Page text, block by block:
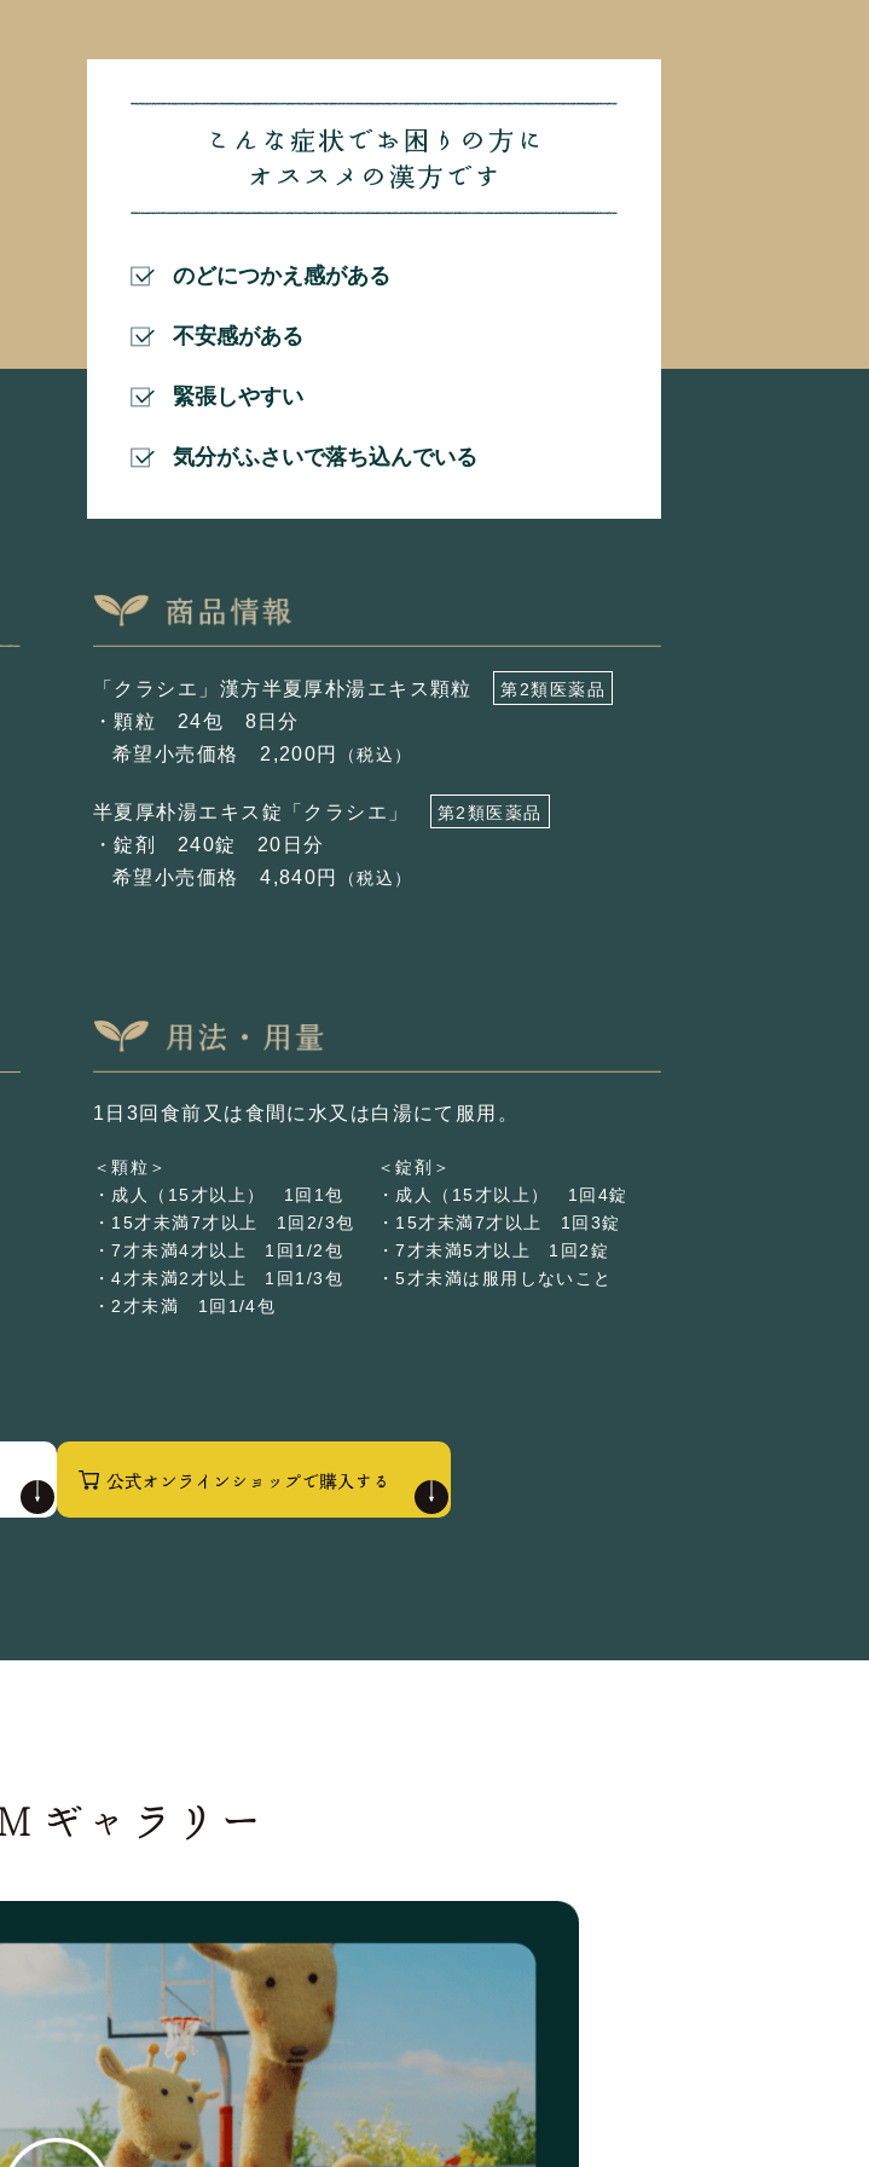
のどにつかえ感がある
不安感がある
緊張しやすい
気分がふさいで落ち込んでいる
「クラシエ」漢方半夏厚朴湯エキス顆粒 第2類医薬品
・顆粒 24包 8日分
希望小売価格 2,200円
（税込）
半夏厚朴湯エキス錠「クラシエ」 第2類医薬品
・錠剤 240錠 20日分
希望小売価格 4,840円
（税込）
1日3回食前又は食間に水又は白湯にて服用。
＜顆粒＞
・成人（15才以上） 1回1包
・15才未満7才以上 1回2/3包
・7才未満4才以上 1回1/2包
・4才未満2才以上 1回1/3包
・2才未満 1回1/4包
＜錠剤＞
・成人（15才以上） 1回4錠
・15才未満7才以上 1回3錠
・7才未満5才以上 1回2錠
・5才未満は服用しないこと